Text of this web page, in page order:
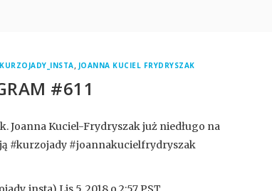
KURZOJADY_INSTA, JOANNA KUCIEL FRYDRYSZAK
#611
Joanna Kuciel-Frydryszak już niedługo na
#kurzojady #joannakucielfrydryszak